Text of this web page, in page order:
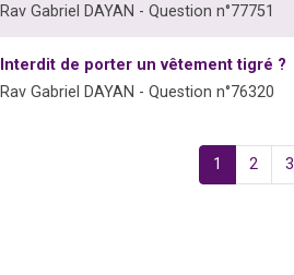
Rav Gabriel DAYAN - Question n°77751
Interdit de porter un vêtement tigré ?
Rav Gabriel DAYAN - Question n°76320
1 2 3